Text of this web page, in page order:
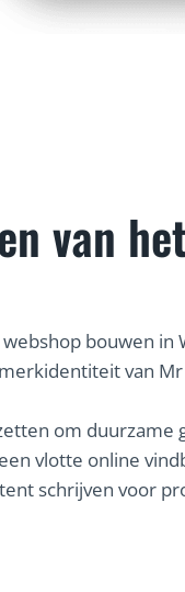
van
bouwen in
van
om duurzame
vlotte online
schrijven voor